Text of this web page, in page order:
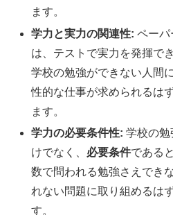
ます。
学力と実力の関連性: ペーパ
は、テストで実力を発揮で
学校の勉強ができない人間
性的な仕事が求められるは
ます。
学力の必要条件性: 学校の勉
けでなく、 必要条件である
数で問われる勉強さえでき
れない問題に取り組めるは
す。